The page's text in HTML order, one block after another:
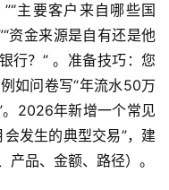
主要客户来自哪些国
资金来源是自有还是他
行？” 。准备技巧：您
如问卷写“年流水50万
。2026年新增一个常见
发生的典型交易”，建
品、金额、路径）。